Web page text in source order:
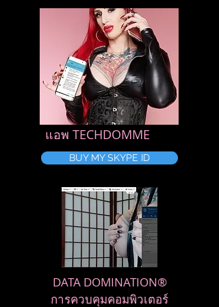
แอพ TECHDOMME
BUY MY SKYPE ID
DATA DOMINATION®
การควบคุมคอมพิวเตอร์